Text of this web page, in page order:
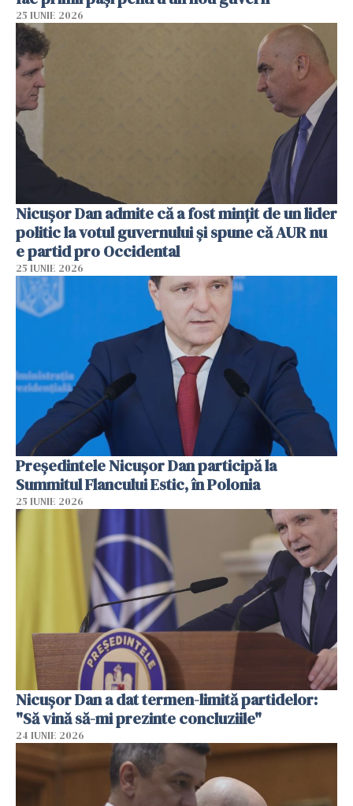
25 IUNIE 2026
Nicușor Dan admite că a fost mințit de un lider
politic la votul guvernului și spune că AUR nu
e partid pro Occidental
25 IUNIE 2026
Preşedintele Nicuşor Dan participă la
Summitul Flancului Estic, în Polonia
25 IUNIE 2026
Nicușor Dan a dat termen-limită partidelor:
"Să vină să-mi prezinte concluziile"
24 IUNIE 2026